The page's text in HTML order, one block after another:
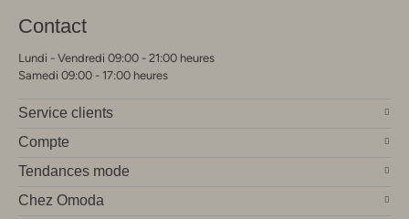
Contact
Lundi - Vendredi 09:00 - 21:00 heures
Samedi 09:00 - 17:00 heures
Service clients
Compte
Tendances mode
Chez Omoda